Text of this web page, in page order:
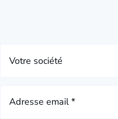
Votre société
Adresse email *